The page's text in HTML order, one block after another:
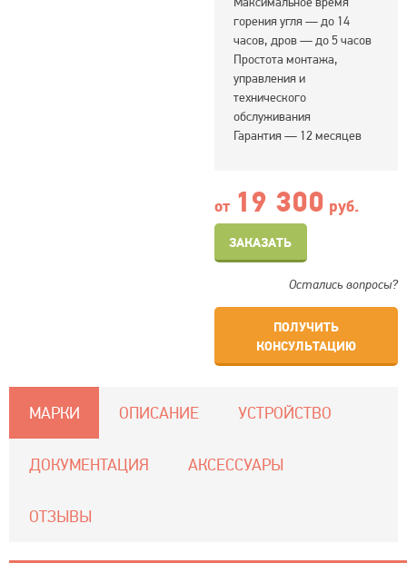
горения угля — до 14
часов, дров — до 5 часов
Простота монтажа,
управления и
технического
обслуживания
Гарантия — 12 месяцев
от 19 300 руб.
ЗАКАЗАТЬ
Остались вопросы?
ПОЛУЧИТЬ
КОНСУЛЬТАЦИЮ
МАРКИ ОПИСАНИЕ УСТРОЙСТВО
ДОКУМЕНТАЦИЯ АКСЕССУАРЫ
ОТЗЫВЫ